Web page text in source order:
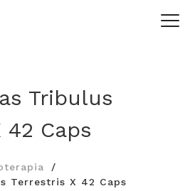
Tribulus
Caps
Terrestris X 42 Caps